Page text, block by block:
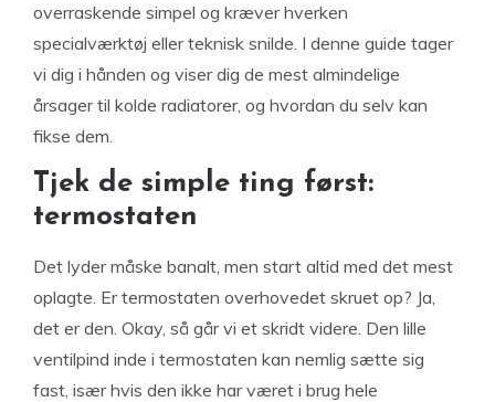
overraskende simpel og kræver hverken
specialværktøj eller teknisk snilde. I denne guide tager
vi dig i hånden og viser dig de mest almindelige
årsager til kolde radiatorer, og hvordan du selv kan
fikse dem.
Tjek de simple ting først:
termostaten
Det lyder måske banalt, men start altid med det mest
oplagte. Er termostaten overhovedet skruet op? Ja,
det er den. Okay, så går vi et skridt videre. Den lille
ventilpind inde i termostaten kan nemlig sætte sig
fast, især hvis den ikke har været i brug hele